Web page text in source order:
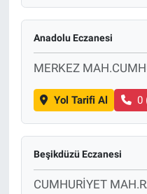
Anadolu Eczanesi
MERKEZ
Yol Tarifi Al 0
Beşikdüzü Eczanesi
CUMHURİYET